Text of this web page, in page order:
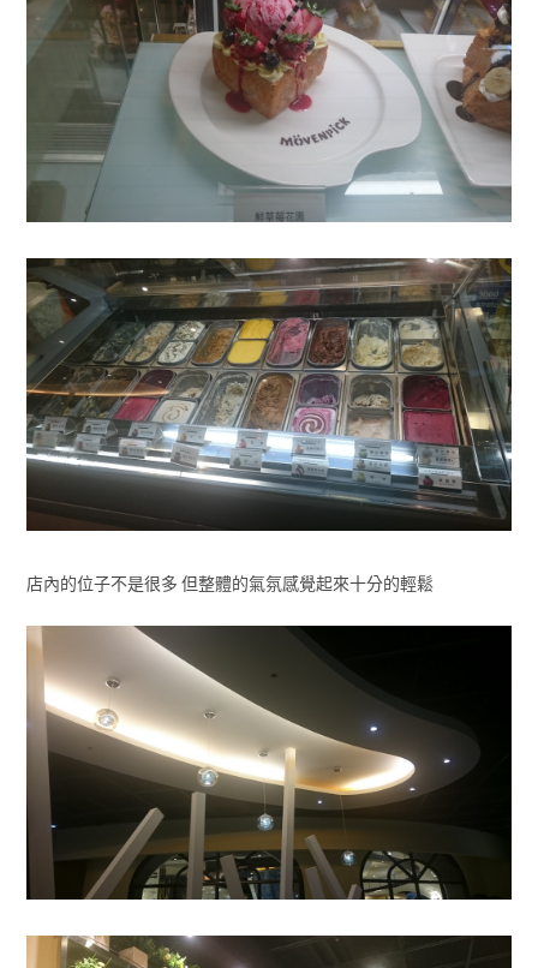
店內的位子不是很多 但整體的氣氛感覺起來十分的輕鬆